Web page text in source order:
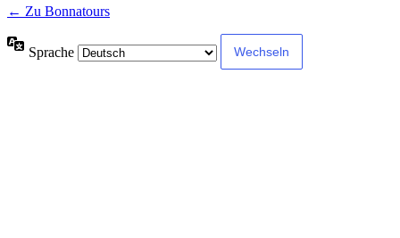
← Zu Bonnatours
Sprache